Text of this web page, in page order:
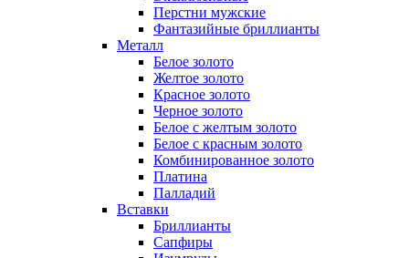
Перстни мужские
Фантазийные бриллианты
Металл
Белое золото
Желтое золото
Красное золото
Черное золото
Белое с желтым золото
Белое с красным золото
Комбинированное золото
Платина
Палладий
Вставки
Бриллианты
Сапфиры